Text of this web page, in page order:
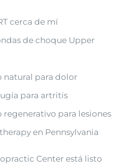
cerca de mí
de choque Upper
natural para dolor
para artritis
regenerativo para lesiones
en Pennsylvania
Center está listo